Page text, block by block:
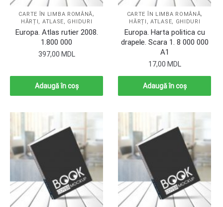
CARTE ÎN LIMBA ROMÂNĂ,
HĂRȚI, ATLASE, GHIDURI
Europa. Atlas rutier 2008.
1.800 000
397,00 MDL
Adaugă în coș
CARTE ÎN LIMBA ROMÂNĂ,
HĂRȚI, ATLASE, GHIDURI
Europa. Harta politica cu
drapele. Scara 1. 8 000 000
A1
17,00 MDL
Adaugă în coș